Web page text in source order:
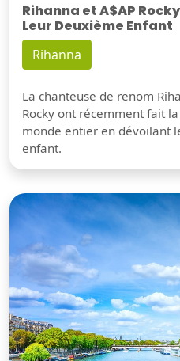
Rihanna et A$AP
Leur Deuxième Enfant
Rihanna
La chanteuse de renom
Rocky ont récemment fait
monde entier en dévoilant
enfant.